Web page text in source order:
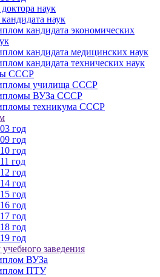
наук
наук
кандидата экономических
кандидата медицинских наук
кандидата технических наук
СССР
училища СССР
ВУЗа СССР
техникума СССР
год
год
год
год
год
год
год
год
год
год
год
заведения
ВУЗа
ПТУ